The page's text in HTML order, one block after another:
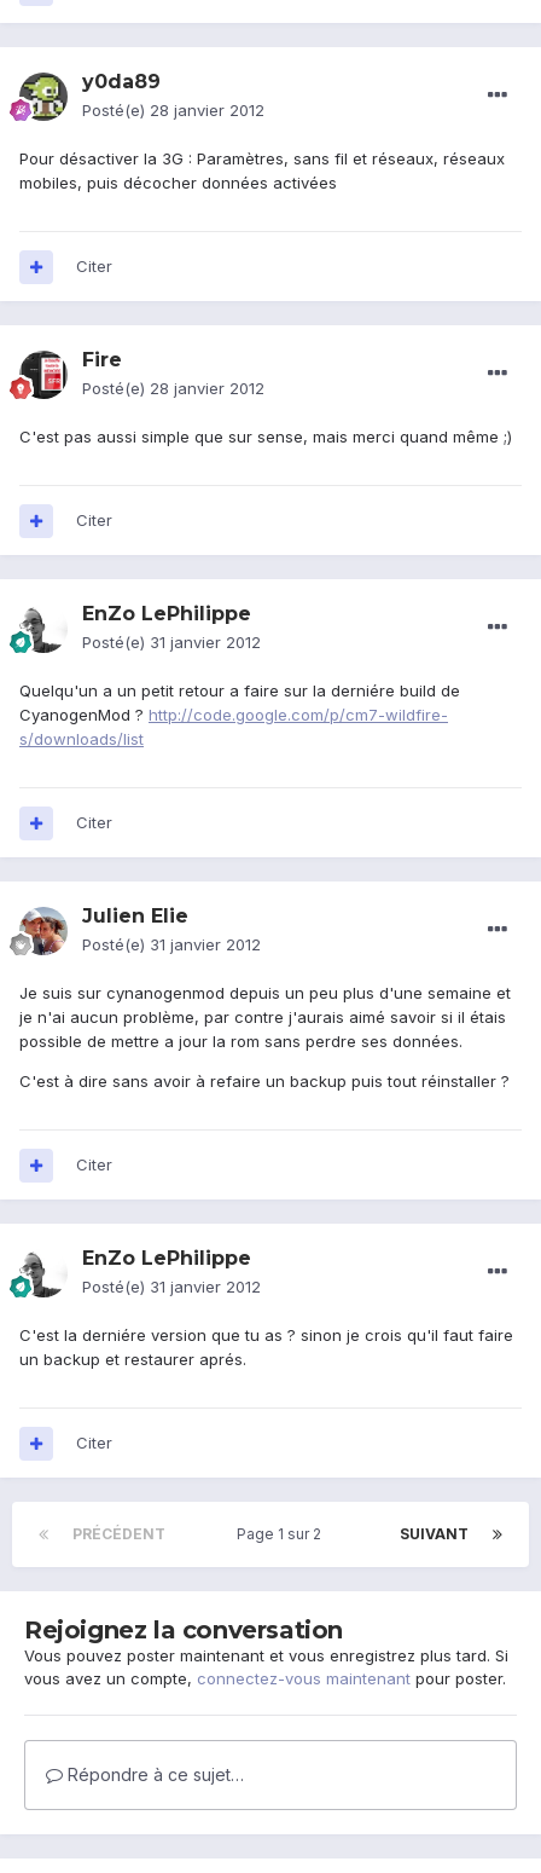
y0da89
Posté(e) 28 janvier 2012
Pour désactiver la 3G : Paramètres, sans fil et réseaux, réseaux
mobiles, puis décocher données activées
Citer
Fire
Posté(e) 28 janvier 2012
C'est pas aussi simple que sur sense, mais merci quand même ;)
Citer
EnZo LePhilippe
Posté(e) 31 janvier 2012
Quelqu'un a un petit retour a faire sur la derniére build de
CyanogenMod ? http://code.google.com/p/cm7-wildfire-
s/downloads/list
Citer
Julien Elie
Posté(e) 31 janvier 2012
Je suis sur cynanogenmod depuis un peu plus d'une semaine et
je n'ai aucun problème, par contre j'aurais aimé savoir si il étais
possible de mettre a jour la rom sans perdre ses données.
C'est à dire sans avoir à refaire un backup puis tout réinstaller ?
Citer
EnZo LePhilippe
Posté(e) 31 janvier 2012
C'est la derniére version que tu as ? sinon je crois qu'il faut faire
un backup et restaurer aprés.
Citer
PRÉCÉDENT SUIVANT
Page 1 sur 2
Rejoignez la conversation
Vous pouvez poster maintenant et vous enregistrez plus tard. Si
vous avez un compte, connectez-vous maintenant pour poster.
Répondre à ce sujet…